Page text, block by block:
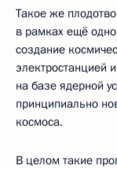
Такое же
в рамках ещё
создание
электростанцией
на базе ядерной
принципиально
космоса.
В целом такие